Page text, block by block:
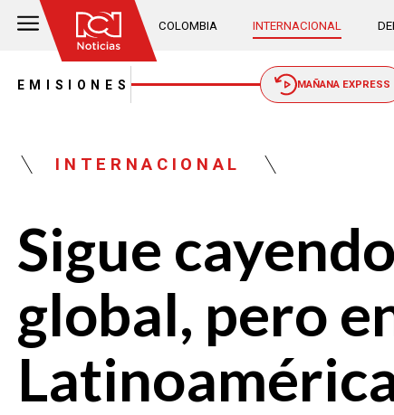
COLOMBIA INTERNACIONAL
EMISIONES MAÑANA EXPRESS
INTERNACIONAL
Sigue
global, pero